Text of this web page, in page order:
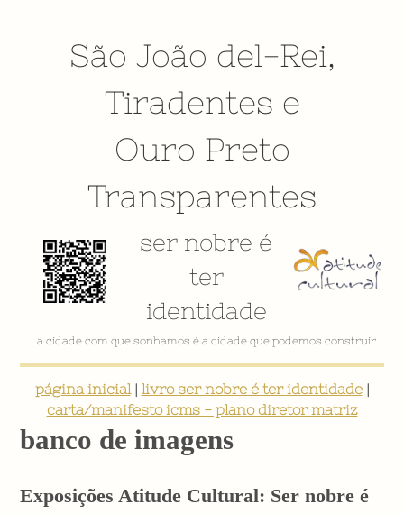
São João del-Rei,
Tiradentes e
Ouro Preto
Transparentes
ser nobre é
ter
identidade
VÍDEO INSTITUCIONAL
página inicial| livro ser nobre é ter identidade|
carta/manifesto icms - plano diretor matriz
banco de imagens
Exposições Atitude Cultural: Ser nobre é